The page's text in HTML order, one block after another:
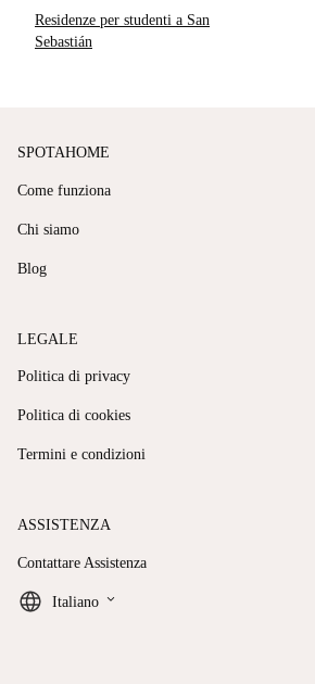
Residenze per studenti a San
Sebastián
SPOTAHOME
Come funziona
Chi siamo
Blog
LEGALE
Politica di privacy
Politica di cookies
Termini e condizioni
ASSISTENZA
Contattare Assistenza
Italiano keyboard_arrow_down